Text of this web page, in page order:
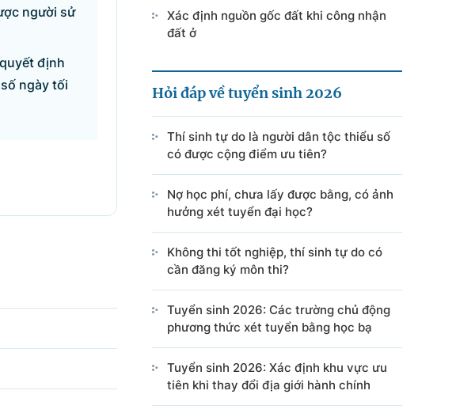
Cổng TTĐT Chính phủ Văn phòng Chính phủ
khi phát hành lại thông tin từ các nguồn này.
người sử
định
ngày tối
Xác định nguồn gốc đất khi công nhận
đất ở
Hỏi đáp về tuyển sinh 2026
Thí sinh tự do là người dân tộc thiểu số
có được cộng điểm ưu tiên?
Nợ học phí, chưa lấy được bằng, có ảnh
hưởng xét tuyển đại học?
Không thi tốt nghiệp, thí sinh tự do có
cần đăng ký môn thi?
Tuyển sinh 2026: Các trường chủ động
phương thức xét tuyển bằng học bạ
Tuyển sinh 2026: Xác định khu vực ưu
tiên khi thay đổi địa giới hành chính